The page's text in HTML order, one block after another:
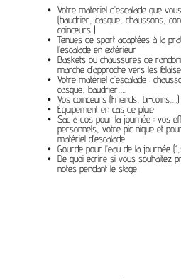
Votre materiel d’escalade que
(baudrier, casque, chaussons,
coinceurs )
Tenues de sport adaptées à la
l’escalade en extérieur
Baskets ou chaussures de
marche d’approche vers les
Votre matériel d’escalade :
casque, baudrier,…
Vos coinceurs (Friends, bi-coins,…)
Équipement en cas de pluie
Sac à dos pour la journée : vos
personnels, votre pic nique et
matériel d’escalade
Gourde pour l’eau de la journée
De quoi écrire si vous souhaitez
notes pendant le stage